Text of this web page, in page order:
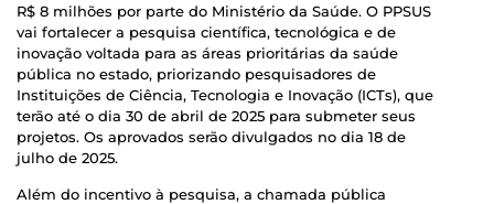
R$ 8 milhões por parte do Ministério da Saúde. O PPSUS
vai fortalecer a pesquisa científica, tecnológica e de
inovação voltada para as áreas prioritárias da saúde
pública no estado, priorizando pesquisadores de
Instituições de Ciência, Tecnologia e Inovação (ICTs), que
terão até o dia 30 de abril de 2025 para submeter seus
projetos. Os aprovados serão divulgados no dia 18 de
julho de 2025.
Além do incentivo à pesquisa, a chamada pública